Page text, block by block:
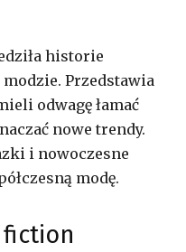
historie
Przedstawia
odwagę łamać
nowe trendy.
i nowoczesne
modę.
fiction